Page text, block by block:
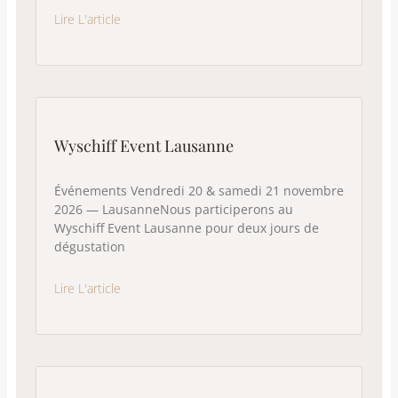
Lire L'article
Wyschiff Event Lausanne
Événements Vendredi 20 & samedi 21 novembre
2026 — LausanneNous participerons au
Wyschiff Event Lausanne pour deux jours de
dégustation
Lire L'article